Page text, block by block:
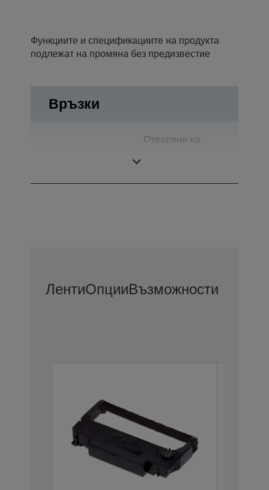
Функциите и спецификациите на продукта
подлежат на промяна без предизвестие
Връзки
Отваряне на
ЛентиОпцииВъзможности За